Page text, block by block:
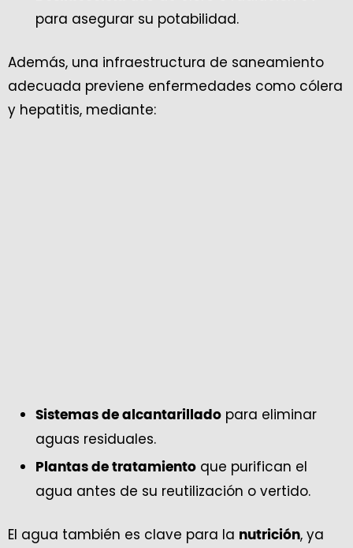
para asegurar su potabilidad.
Además, una infraestructura de saneamiento
adecuada previene enfermedades como cólera
y hepatitis, mediante:
Sistemas de alcantarillado para eliminar
aguas residuales.
Plantas de tratamiento que purifican el
agua antes de su reutilización o vertido.
El agua también es clave para la nutrición, ya